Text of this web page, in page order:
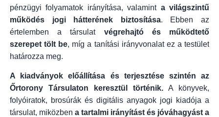
pénzügyi folyamatok irányítása, valamint a világszintű
működés jogi hátterének biztosítása. Ebben az
értelemben a társulat végrehajtó és működtető
szerepet tölt be, míg a tanítási irányvonalat ez a testület
határozza meg.
A kiadványok előállítása és terjesztése szintén az
Őrtorony Társulaton keresztül történik. A könyvek,
folyóiratok, brosúrák és digitális anyagok jogi kiadója a
társulat, miközben a tartalmi irányítást és jóváhagyást a